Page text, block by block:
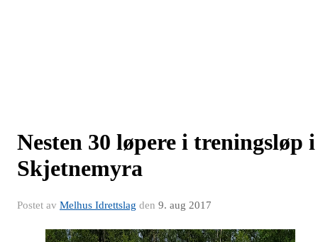
Nesten 30 løpere i treningsløp i
Skjetnemyra
Postet av Melhus Idrettslag den 9. aug 2017